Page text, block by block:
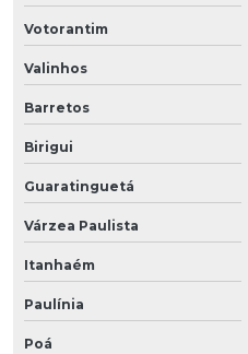
Votorantim
Valinhos
Barretos
Birigui
Guaratinguetá
Várzea Paulista
Itanhaém
Paulínia
Poá